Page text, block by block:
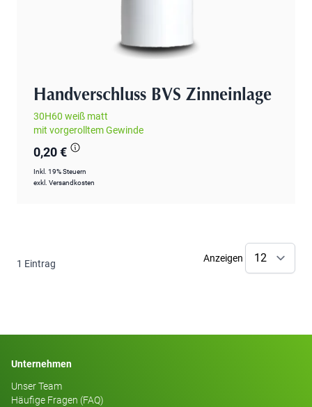
Handverschluss BVS Zinneinlage
30H60 weiß matt
mit vorgerolltem Gewinde
0,20 €
Inkl. 19% Steuern
exkl. Versandkosten
1 Eintrag Anzeigen
Unternehmen
Unser Team
Häufige Fragen (FAQ)